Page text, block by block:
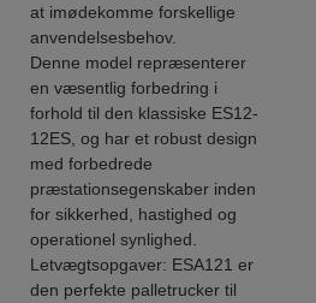
at imødekomme forskellige
anvendelsesbehov.
Denne model repræsenterer
en væsentlig forbedring i
forhold til den klassiske ES12-
12ES, og har et robust design
med forbedrede
præstationsegenskaber inden
for sikkerhed, hastighed og
operationel synlighed.
Letvægtsopgaver: ESA121 er
den perfekte palletrucker til